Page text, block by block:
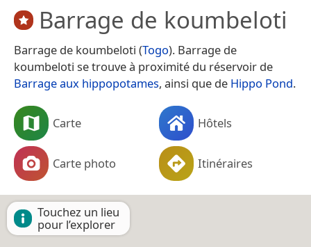
Barrage de koumbeloti
Barrage de koumbeloti (Togo). Barrage de
koumbeloti se trouve à proximité du réservoir de
Barrage aux hippopotames, ainsi que de Hippo Pond.
Carte Hôtels
Carte photo Itinéraires
Touchez un lieu
pour l’explorer